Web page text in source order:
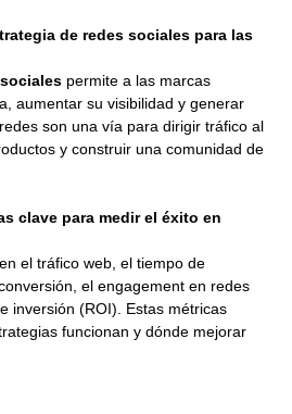
de redes sociales para las
permite a las marcas
aumentar su visibilidad y generar
son una vía para dirigir tráfico al
y construir una comunidad de
clave para medir el éxito en
el tráfico web, el tiempo de
el engagement en redes
inversión (ROI). Estas métricas
funcionan y dónde mejorar